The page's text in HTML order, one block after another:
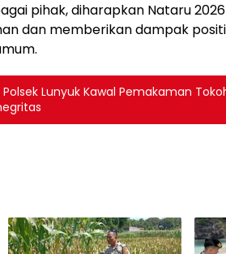
pihak, diharapkan Nataru
dan memberikan dampak
Polsek Lunyuk Kawal Pemakaman